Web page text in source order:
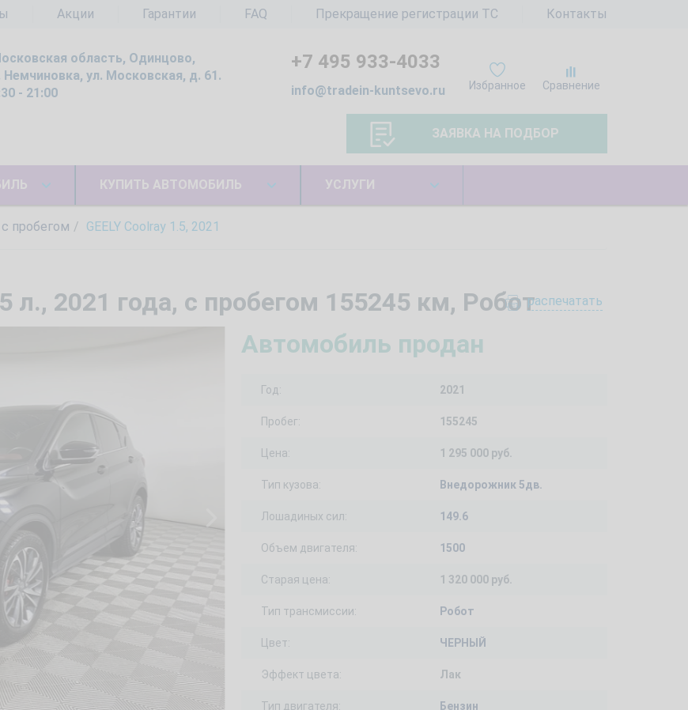
Акции Гарантии FAQ Прекращение регистрации ТС Контакты
область, Одинцово,
Немчиновка, ул. Московская, д. 61.
- 21:00
Избранное Сравнение
+7 495 933-4033
info@tradein-kuntsevo.ru
ЗАЯВКА НА ПОДБОР
КУПИТЬ АВТОМОБИЛЬ УСЛУГИ
с пробегом GEELY Coolray 1.5, 2021
л., 2021 года, с пробегом 155245 км, Роботраспечатать
Автомобиль продан
Год: 2021
Пробег: 155245
Цена: 1 295 000 руб.
Тип кузова: Внедорожник 5дв.
Лошадиных сил: 149.6
Объем двигателя: 1500
Старая цена: 1 320 000 руб.
Тип трансмиссии: Робот
Цвет: ЧЕРНЫЙ
Эффект цвета: Лак
Тип двигателя: Бензин